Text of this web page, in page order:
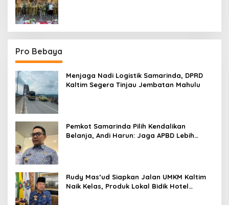
Pro Bebaya
Menjaga Nadi Logistik Samarinda, DPRD
Kaltim Segera Tinjau Jembatan Mahulu
Pemkot Samarinda Pilih Kendalikan
Belanja, Andi Harun: Jaga APBD Lebih
Rudy Mas’ud Siapkan Jalan UMKM Kaltim
Naik Kelas, Produk Lokal Bidik Hotel